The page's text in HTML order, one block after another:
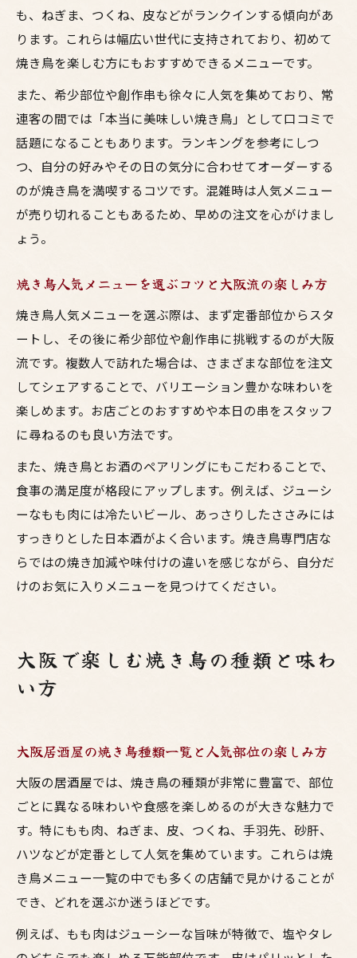
も、ねぎま、つくね、皮などがランクインする傾向があ
ります。これらは幅広い世代に支持されており、初めて
焼き鳥を楽しむ方にもおすすめできるメニューです。
また、希少部位や創作串も徐々に人気を集めており、常
連客の間では「本当に美味しい焼き鳥」として口コミで
話題になることもあります。ランキングを参考にしつ
つ、自分の好みやその日の気分に合わせてオーダーする
のが焼き鳥を満喫するコツです。混雑時は人気メニュー
が売り切れることもあるため、早めの注文を心がけまし
ょう。
焼き鳥人気メニューを選ぶコツと大阪流の楽しみ方
焼き鳥人気メニューを選ぶ際は、まず定番部位からスタ
ートし、その後に希少部位や創作串に挑戦するのが大阪
流です。複数人で訪れた場合は、さまざまな部位を注文
してシェアすることで、バリエーション豊かな味わいを
楽しめます。お店ごとのおすすめや本日の串をスタッフ
に尋ねるのも良い方法です。
また、焼き鳥とお酒のペアリングにもこだわることで、
食事の満足度が格段にアップします。例えば、ジューシ
ーなもも肉には冷たいビール、あっさりしたささみには
すっきりとした日本酒がよく合います。焼き鳥専門店な
らではの焼き加減や味付けの違いを感じながら、自分だ
けのお気に入りメニューを見つけてください。
大阪で楽しむ焼き鳥の種類と味わ
い方
大阪居酒屋の焼き鳥種類一覧と人気部位の楽しみ方
大阪の居酒屋では、焼き鳥の種類が非常に豊富で、部位
ごとに異なる味わいや食感を楽しめるのが大きな魅力で
す。特にもも肉、ねぎま、皮、つくね、手羽先、砂肝、
ハツなどが定番として人気を集めています。これらは焼
き鳥メニュー一覧の中でも多くの店舗で見かけることが
でき、どれを選ぶか迷うほどです。
例えば、もも肉はジューシーな旨味が特徴で、塩やタレ